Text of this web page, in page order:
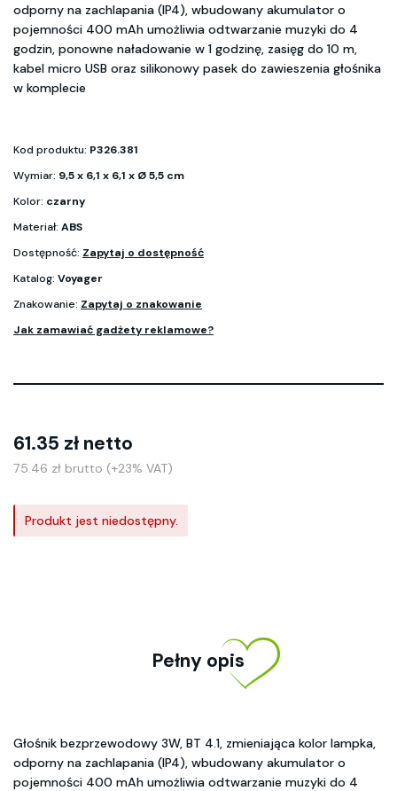
odporny na zachlapania (IP4), wbudowany akumulator o
pojemności 400 mAh umożliwia odtwarzanie muzyki do 4
godzin, ponowne naładowanie w 1 godzinę, zasięg do 10 m,
kabel micro USB oraz silikonowy pasek do zawieszenia głośnika
w komplecie
Kod produktu: P326.381
Wymiar: 9,5 x 6,1 x 6,1 x Ø 5,5 cm
Kolor: czarny
Materiał: ABS
Dostępność: Zapytaj o dostępność
Katalog: Voyager
Znakowanie: Zapytaj o znakowanie
Jak zamawiać gadżety reklamowe?
61.35 zł netto
75.46 zł brutto (+23% VAT)
Produkt jest niedostępny.
Pełny opis
Głośnik bezprzewodowy 3W, BT 4.1, zmieniająca kolor lampka,
odporny na zachlapania (IP4), wbudowany akumulator o
pojemności 400 mAh umożliwia odtwarzanie muzyki do 4